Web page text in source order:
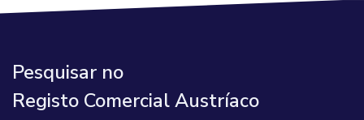
Pesquisar no
Registo Comercial Austríaco